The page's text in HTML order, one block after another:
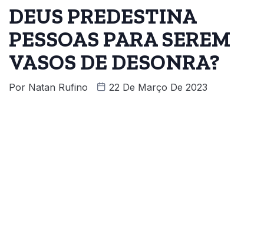
DEUS PREDESTINA
PESSOAS PARA SEREM
VASOS DE DESONRA?
Por Natan Rufino 22 De Março De 2023